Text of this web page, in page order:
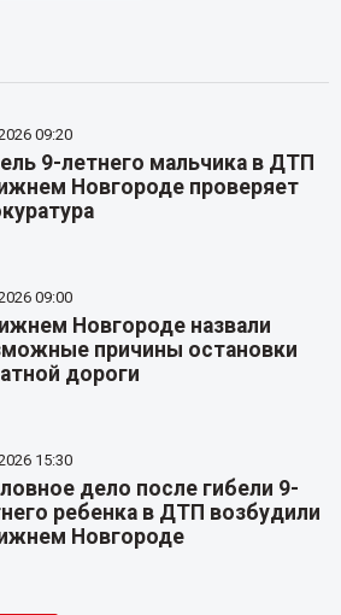
09:20
9-летнего мальчика в ДТП
Новгороде проверяет
09:00
Новгороде назвали
причины остановки
дороги
15:30
дело после гибели 9-
ребенка в ДТП возбудили
Новгороде